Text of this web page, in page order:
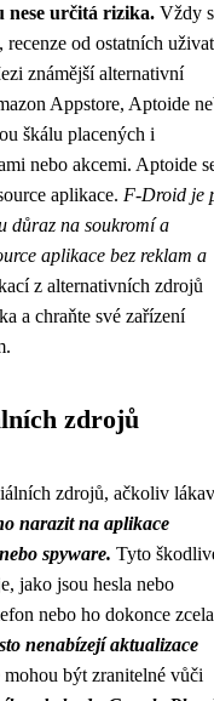
nese určitá rizika. Vždy
od ostatních
známější alternativní
Appstore, Aptoide
škálu placených i
nebo akcemi. Aptoide
aplikace. F-Droid je
důraz na soukromí a
aplikace bez reklam a
z alternativních zdrojů
a chraňte své zařízení
zdrojů
zdrojů, ačkoliv
narazit na aplikace
spyware. Tyto
jako jsou hesla nebo
nebo ho dokonce zcela
nenabízejí aktualizace
mohou být zranitelné vůči